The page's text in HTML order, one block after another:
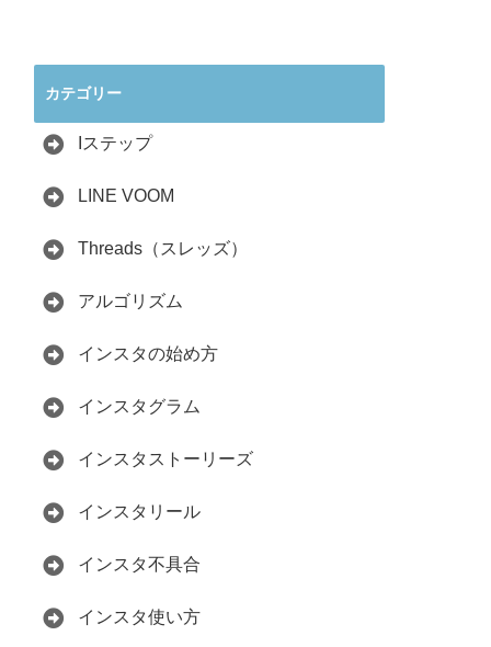
カテゴリー
Iステップ
LINE VOOM
Threads（スレッズ）
アルゴリズム
インスタの始め方
インスタグラム
インスタストーリーズ
インスタリール
インスタ不具合
インスタ使い方